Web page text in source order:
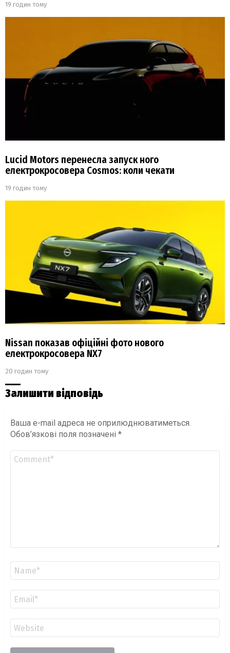
19 годин тому
Lucid Motors перенесла запуск ного
електрокросовера Cosmos: коли чекати
19 годин тому
Nissan показав офіційні фото нового
електрокросовера NX7
20 годин тому
Залишити відповідь
Ваша e-mail адреса не оприлюднюватиметься.
Обов’язкові поля позначені *
Коментар